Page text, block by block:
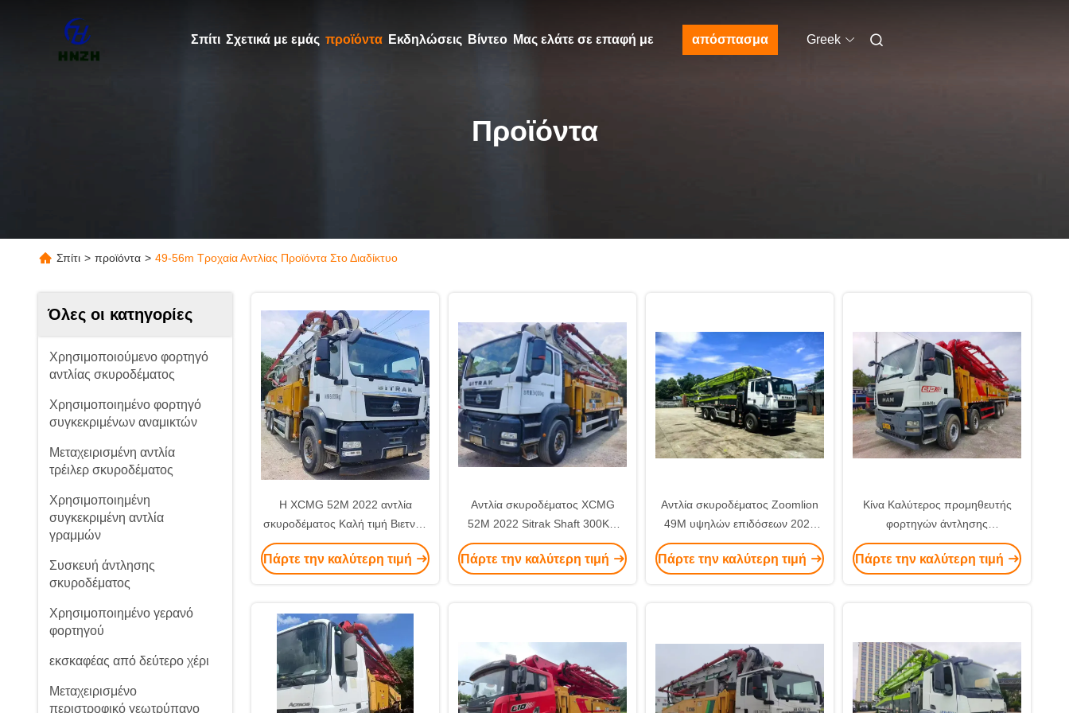
Σπίτι Σχετικά με εμάς προϊόντα Εκδηλώσεις Βίντεο Μας ελάτε σε επαφή με απόσπασμα Greek
Προϊόντα
Σπίτι > προϊόντα > 49-56m Τροχαία Αντλίας Προϊόντα Στο Διαδίκτυο
Όλες οι κατηγορίες
Χρησιμοποιούμενο φορτηγό
αντλίας σκυροδέματος
Χρησιμοποιημένο φορτηγό
συγκεκριμένων αναμικτών
Μεταχειρισμένη αντλία
τρέιλερ σκυροδέματος
Χρησιμοποιημένη
συγκεκριμένη αντλία
γραμμών
Συσκευή άντλησης
σκυροδέματος
Χρησιμοποιημένο γερανό
φορτηγού
εκσκαφέας από δεύτερο χέρι
Μεταχειρισμένο
περιστροφικό γεωτρύπανο
Η XCMG 52M 2022 αντλία
σκυροδέματος Καλή τιμή Βιετνάμ
- Σιτρακ υπόστεγο αξιόπιστος
προμηθευτής
Πάρτε την καλύτερη τιμή
Αντλία σκυροδέματος XCMG
52M 2022 Sitrak Shaft 300Kw
Engine Power για την αγορά του
Βιετνάμ
Πάρτε την καλύτερη τιμή
Αντλία σκυροδέματος Zoomlion
49M υψηλών επιδόσεων 2023
Αξιόπιστος εξοπλισμός
κατασκευών
Πάρτε την καλύτερη τιμή
Κίνα Καλύτερος προμηθευτής
φορτηγών άντλησης
σκυροδέματος 2017 Sany 65M
με σασί άνδρα
Πάρτε την καλύτερη τιμή